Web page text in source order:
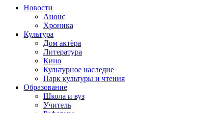
Новости
Анонс
Хроника
Культура
Дом актёра
Литература
Кино
Культурное наследие
Парк культуры и чтения
Образование
Школа и вуз
Учитель